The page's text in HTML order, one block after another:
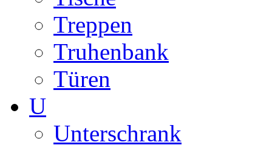
Treppen
Truhenbank
Türen
U
Unterschrank